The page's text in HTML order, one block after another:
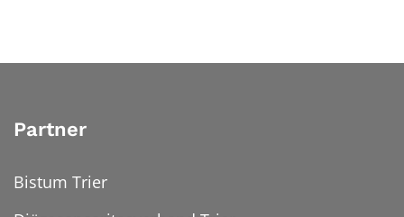
Partner
Bistum Trier